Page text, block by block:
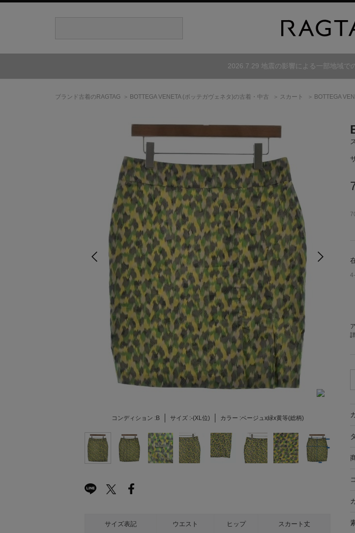
2026.7.29 地震の影響による一部地域で
ブランド古着のRAGTAG BOTTEGA VENETA (ボッテガヴェネタ)の古着・中古 スカート BOTTEGA
コンディション :B サイズ :-(XL位) カラー :ベージュx緑x黄等(総柄)
サイズ表記 ウエスト ヒップ スカート丈